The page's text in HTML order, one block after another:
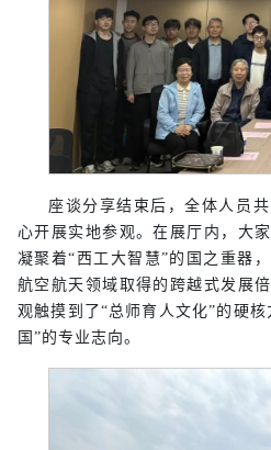
座谈分享结束后，全体人员
心开展实地参观。在展厅内，大
凝聚着“西工大智慧”的国之重器
航空航天领域取得的跨越式发展
观触摸到了“总师育人文化”的硬
国”的专业志向。